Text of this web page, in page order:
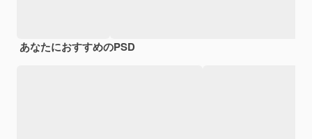
あなたにおすすめのPSD